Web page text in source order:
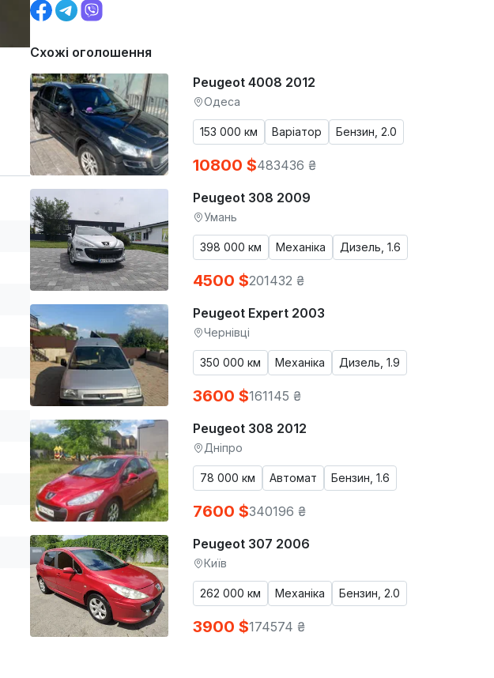
Схожі оголошення
Peugeot 4008 2012
Одеса
153 000 км Варіатор Бензин, 2.0
10800 $483436 ₴
Peugeot 308 2009
Умань
398 000 км Механіка Дизель, 1.6
4500 $201432 ₴
Peugeot Expert 2003
Чернівці
350 000 км Механіка Дизель, 1.9
3600 $161145 ₴
Peugeot 308 2012
Дніпро
78 000 км Автомат Бензин, 1.6
7600 $340196 ₴
Peugeot 307 2006
Київ
262 000 км Механіка Бензин, 2.0
3900 $174574 ₴